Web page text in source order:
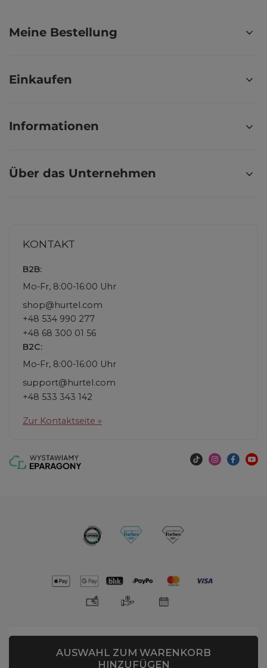
AUSWAHL ZUM WARENKORB
HINZUFÜGEN
Meine Bestellung
Einkaufen
Informationen
Über das Unternehmen
KONTAKT
B2B:
Mo-Fr, 8:00-16:00 Uhr
shop@hurtel.com
+48 534 990 277
+48 68 300 01 56
B2C:
Mo-Fr, 8:00-16:00 Uhr
support@hurtel.com
+48 533 343 142
Zur Kontaktseite »